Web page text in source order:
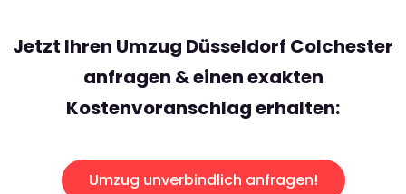
Jetzt Ihren Umzug Düsseldorf Colchester
anfragen & einen exakten
Kostenvoranschlag erhalten:
Umzug unverbindlich anfragen!